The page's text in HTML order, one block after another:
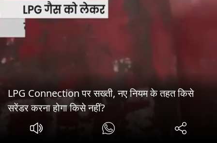
LPG Connection पर सख्ती, नए नियम के तहत किसे
सरेंडर करना होगा किसे नहीं?